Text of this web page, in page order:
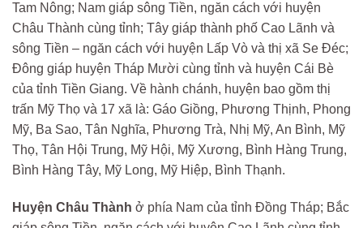
Tam Nông; Nam giáp sông Tiền, ngăn cách với huyện
Châu Thành cùng tỉnh; Tây giáp thành phố Cao Lãnh và
sông Tiền – ngăn cách với huyện Lấp Vò và thị xã Se Đéc;
Đông giáp huyện Tháp Mười cùng tỉnh và huyện Cái Bè
của tỉnh Tiền Giang. Về hành chánh, huyện bao gồm thị
trấn Mỹ Thọ và 17 xã là: Gáo Giồng, Phương Thịnh, Phong
Mỹ, Ba Sao, Tân Nghĩa, Phương Trà, Nhị Mỹ, An Bình, Mỹ
Thọ, Tân Hội Trung, Mỹ Hội, Mỹ Xương, Bình Hàng Trung,
Bình Hàng Tây, Mỹ Long, Mỹ Hiệp, Bình Thạnh.
Huyện Châu Thành ở phía Nam của tỉnh Đồng Tháp; Bắc